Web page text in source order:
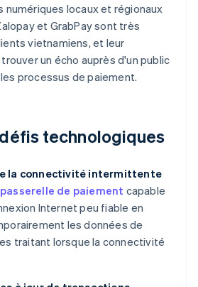
locaux et régionaux
et GrabPay sont très
vietnamiens, et leur
un écho auprès d'un public
processus de paiement.
technologiques
la connectivité intermittente
de paiement capable
Internet peu fiable en
les données de
traitant lorsque la connectivité